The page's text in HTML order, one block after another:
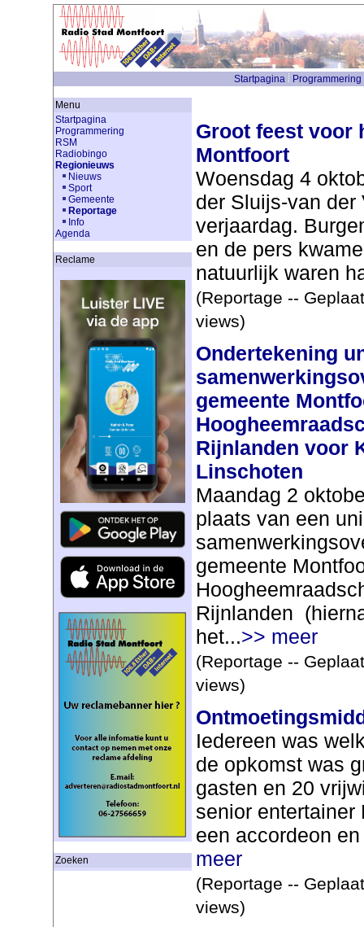
Startpagina Programmering
Menu
Startpagina
Programmering
RSM
Radiobingo
Regionieuws
Nieuws
Sport
Gemeente
Reportage
Info
Agenda
Reclame
Zoeken
Groot feest voor
Montfoort
Woensdag 4
der Sluijs-van der
verjaardag.
en de pers
natuurlijk waren
(Reportage --
views)
Ondertekening
gemeente
Rijnlanden voor
Linschoten
Maandag 2
plaats van een
gemeente
Rijnlanden
het...>> meer
(Reportage --
views)
Iedereen was
de opkomst was
gasten en 20
senior entertainer
een accordeon
meer
(Reportage --
views)